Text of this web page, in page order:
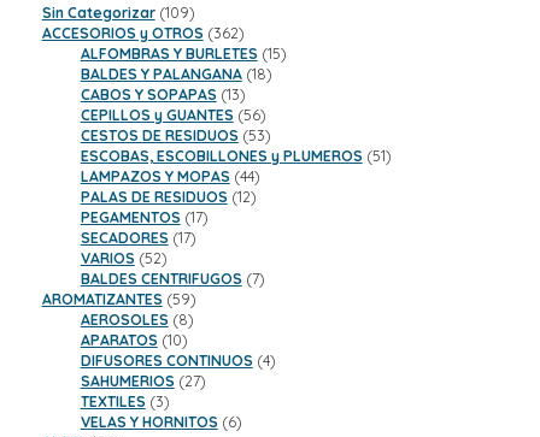
Sin Categorizar 109109
productos
ACCESORIOS y OTROS 362362
productos
ALFOMBRAS Y BURLETES 1515
BALDES Y PALANGANA 1818
CABOS Y SOPAPAS 1313
productos
CEPILLOS y GUANTES 5656
productos
CESTOS DE RESIDUOS 5353
productos
ESCOBAS, ESCOBILLONES y PLUMEROS 5151
LAMPAZOS Y MOPAS 4444
productos
PALAS DE RESIDUOS 1212
PEGAMENTOS 1717
SECADORES 1717
VARIOS 5252
productos
BALDES CENTRIFUGOS 77
AROMATIZANTES 5959
productos
AEROSOLES 88
productos
APARATOS 1010
productos
DIFUSORES CONTINUOS 44
SAHUMERIOS 2727
TEXTILES 33
productos
VELAS Y HORNITOS 66